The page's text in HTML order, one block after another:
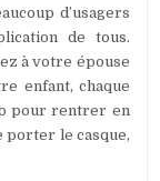
d’usagers
de tous.
à votre épouse
enfant, chaque
pour rentrer en
le casque,